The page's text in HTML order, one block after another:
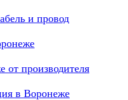
и провод
от производителя
в Воронеже